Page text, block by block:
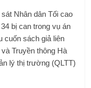
Nhân dân Tối cao
bị can trong vụ án
cuốn sách giả liên
Truyền thông Hà
lý thị trường (QLTT)